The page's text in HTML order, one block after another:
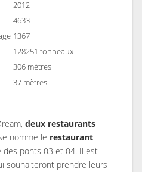
2012
4633
1367
128251 tonneaux
306 mètres
37 mètres
deux restaurants
nomme le restaurant
des ponts 03 et 04. Il est
souhaiteront prendre leurs